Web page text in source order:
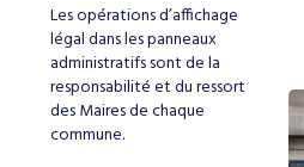
Les opérations d’affichage
légal dans les panneaux
administratifs sont de la
responsabilité et du ressort
des Maires de chaque
commune.